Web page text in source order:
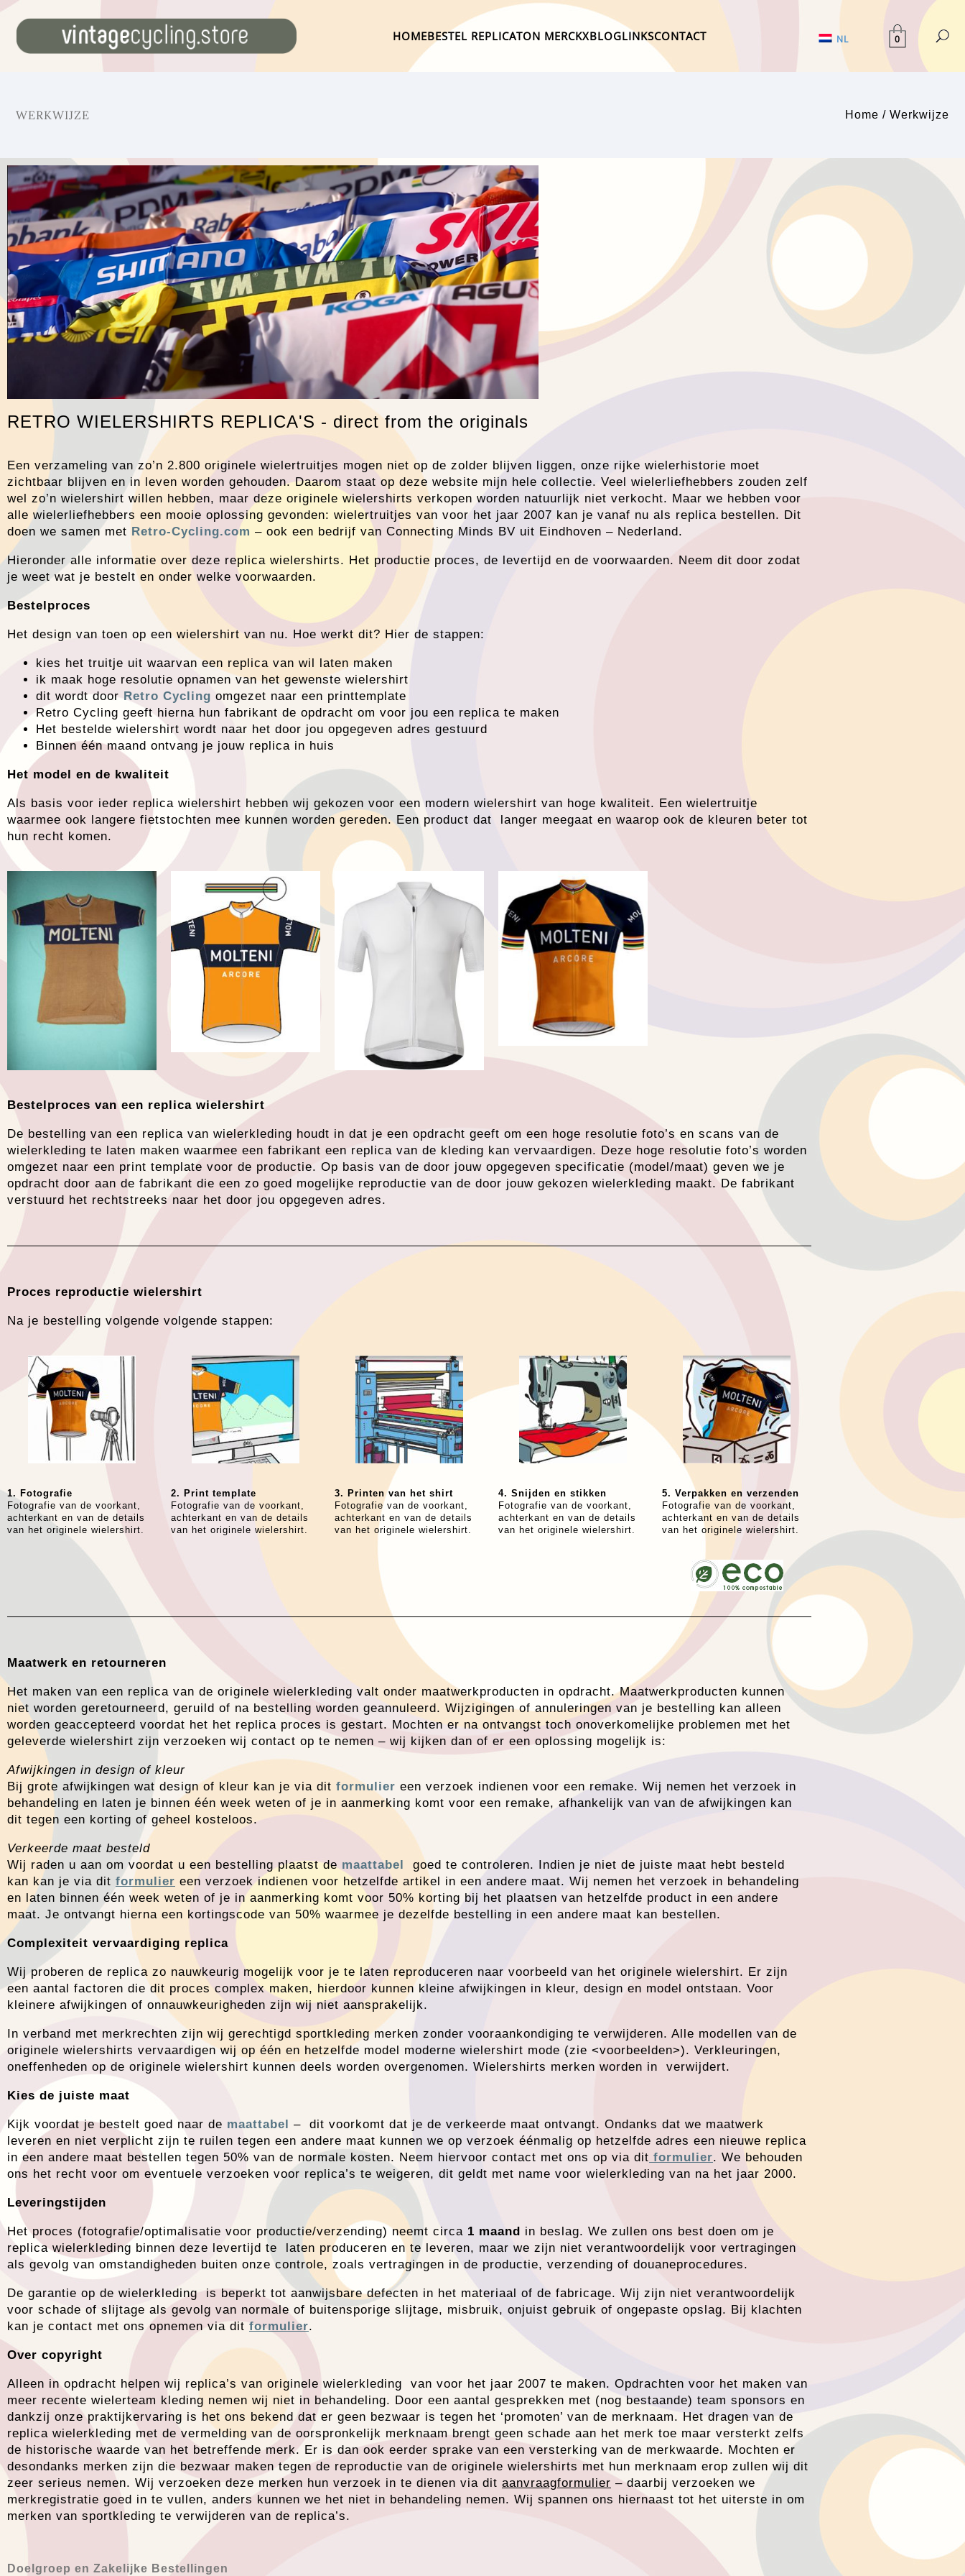
HOMEBESTEL REPLICATON MERCKXBLOGLINKSCONTACT NL 0
WERKWIJZE Home / Werkwijze
RETRO WIELERSHIRTS REPLICA'S - direct from the originals
Een verzameling van zo’n 2.800 originele wielertruitjes mogen niet op de zolder blijven liggen, onze rijke wielerhistorie moet
zichtbaar blijven en in leven worden gehouden. Daarom staat op deze website mijn hele collectie. Veel wielerliefhebbers zouden zelf
wel zo’n wielershirt willen hebben, maar deze originele wielershirts verkopen worden natuurlijk niet verkocht. Maar we hebben voor
alle wielerliefhebbers een mooie oplossing gevonden: wielertruitjes van voor het jaar 2007 kan je vanaf nu als replica bestellen. Dit
doen we samen met Retro-Cycling.com – ook een bedrijf van Connecting Minds BV uit Eindhoven – Nederland.
Hieronder alle informatie over deze replica wielershirts. Het productie proces, de levertijd en de voorwaarden. Neem dit door zodat
je weet wat je bestelt en onder welke voorwaarden.
Bestelproces
Het design van toen op een wielershirt van nu. Hoe werkt dit? Hier de stappen:
kies het truitje uit waarvan een replica van wil laten maken
ik maak hoge resolutie opnamen van het gewenste wielershirt
dit wordt doorRetro Cycling omgezet naar een printtemplate
Retro Cycling geeft hierna hun fabrikant de opdracht om voor jou een replica te maken
Het bestelde wielershirt wordt naar het door jou opgegeven adres gestuurd
Binnen één maand ontvang je jouw replica in huis
Het model en de kwaliteit
Als basis voor ieder replica wielershirt hebben wij gekozen voor een modern wielershirt van hoge kwaliteit. Een wielertruitje
waarmee ook langere fietstochten mee kunnen worden gereden. Een product dat langer meegaat en waarop ook de kleuren beter tot
hun recht komen.
Bestelproces van een replica wielershirt
De bestelling van een replica van wielerkleding houdt in dat je een opdracht geeft om een hoge resolutie foto’s en scans van de
wielerkleding te laten maken waarmee een fabrikant een replica van de kleding kan vervaardigen. Deze hoge resolutie foto’s worden
omgezet naar een print template voor de productie. Op basis van de door jouw opgegeven specificatie (model/maat) geven we je
opdracht door aan de fabrikant die een zo goed mogelijke reproductie van de door jouw gekozen wielerkleding maakt. De fabrikant
verstuurd het rechtstreeks naar het door jou opgegeven adres.
Proces reproductie wielershirt
Na je bestelling volgende volgende stappen:
1. Fotografie
Fotografie van de voorkant,
achterkant en van de details
van het originele wielershirt.ﾠ
2. Print template
Fotografie van de voorkant,
achterkant en van de details
van het originele wielershirt.
3. Printen van het shirt
Fotografie van de voorkant,
achterkant en van de details
van het originele wielershirt.
4. Snijden en stikken
Fotografie van de voorkant,
achterkant en van de details
van het originele wielershirt.
5. Verpakken en verzenden
Fotografie van de voorkant,
achterkant en van de details
van het originele wielershirt.
Maatwerk en retourneren
Het maken van een replica van de originele wielerkleding valt onder maatwerkproducten in opdracht. Maatwerkproducten kunnen
niet worden geretourneerd, geruild of na bestelling worden geannuleerd. Wijzigingen of annuleringen van je bestelling kan alleen
worden geaccepteerd voordat het het replica proces is gestart. Mochten er na ontvangst toch onoverkomelijke problemen met het
geleverde wielershirt zijn verzoeken wij contact op te nemen – wij kijken dan of er een oplossing mogelijk is:
Afwijkingen in design of kleur
Bij grote afwijkingen wat design of kleur kan je via dit formulier een verzoek indienen voor een remake. Wij nemen het verzoek in
behandeling en laten je binnen één week weten of je in aanmerking komt voor een remake, afhankelijk van van de afwijkingen kan
dit tegen een korting of geheel kosteloos.
Verkeerde maat besteld
Wij raden u aan om voordat u een bestelling plaatst de maattabel
goed te controleren. Indien je niet de juiste maat hebt besteld
kan kan je via dit formulier een verzoek indienen voor hetzelfde artikel in een andere maat. Wij nemen het verzoek in behandeling
en laten binnen één week weten of je in aanmerking komt voor 50% korting bij het plaatsen van hetzelfde product in een andere
maat. Je ontvangt hierna een kortingscode van 50% waarmee je dezelfde bestelling in een andere maat kan bestellen.
Complexiteit vervaardiging replica
Wij proberen de replica zo nauwkeurig mogelijk voor je te laten reproduceren naar voorbeeld van het originele wielershirt. Er zijn
een aantal factoren die dit proces complex maken, hierdoor kunnen kleine afwijkingen in kleur, design en model ontstaan. Voor
kleinere afwijkingen of onnauwkeurigheden zijn wij niet aansprakelijk.
In verband met merkrechten zijn wij gerechtigd sportkleding merken zonder vooraankondiging te verwijderen. Alle modellen van de
originele wielershirts vervaardigen wij op één en hetzelfde model moderne wielershirt mode (zie <voorbeelden>). Verkleuringen,
oneffenheden op de originele wielershirt kunnen deels worden overgenomen. Wielershirts merken worden in verwijdert.
Kies de juiste maat
Kijk voordat je bestelt goed naar de maattabel – dit voorkomt dat je de verkeerde maat ontvangt. Ondanks dat we maatwerk
leveren en niet verplicht zijn te ruilen tegen een andere maat kunnen we op verzoek éénmalig op hetzelfde adres een nieuwe replica
in een andere maat bestellen tegen 50% van de normale kosten. Neem hiervoor contact met ons op via dit formulier. We behouden
ons het recht voor om eventuele verzoeken voor replica’s te weigeren, dit geldt met name voor wielerkleding van na het jaar 2000.
Leveringstijden
Het proces (fotografie/optimalisatie voor productie/verzending) neemt circa 1 maand in beslag. We zullen ons best doen om je
replica wielerkleding binnen deze levertijd te laten produceren en te leveren, maar we zijn niet verantwoordelijk voor vertragingen
als gevolg van omstandigheden buiten onze controle, zoals vertragingen in de productie, verzending of douaneprocedures.
De garantie op de wielerkleding is beperkt tot aanwijsbare defecten in het materiaal of de fabricage. Wij zijn niet verantwoordelijk
voor schade of slijtage als gevolg van normale of buitensporige slijtage, misbruik, onjuist gebruik of ongepaste opslag. Bij klachten
kan je contact met ons opnemen via ditformulier.
Over copyright
Alleen in opdracht helpen wij replica’s van originele wielerkleding van voor het jaar 2007 te maken. Opdrachten voor het maken van
meer recente wielerteam kleding nemen wij niet in behandeling. Door een aantal gesprekken met (nog bestaande) team sponsors en
dankzij onze praktijkervaring is het ons bekend dat er geen bezwaar is tegen het ‘promoten’ van de merknaam. Het dragen van de
replica wielerkleding met de vermelding van de oorspronkelijk merknaam brengt geen schade aan het merk toe maar versterkt zelfs
de historische waarde van het betreffende merk. Er is dan ook eerder sprake van een versterking van de merkwaarde. Mochten er
desondanks merken zijn die bezwaar maken tegen de reproductie van de originele wielershirts met hun merknaam erop zullen wij dit
zeer serieus nemen. Wij verzoeken deze merken hun verzoek in te dienen via dit aanvraagformulier – daarbij verzoeken we
merkregistratie goed in te vullen, anders kunnen we het niet in behandeling nemen. Wij spannen ons hiernaast tot het uiterste in om
merken van sportkleding te verwijderen van de replica’s.
Doelgroep en Zakelijke Bestellingen